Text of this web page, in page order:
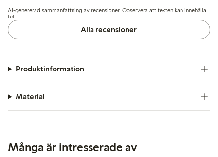
men överlag ger de pålitlig vardagskomfort.
AI-genererad sammanfattning av recensioner. Observera att texten kan innehålla
fel.
Alla recensioner
Produktinformation
Material
Många är intresserade av